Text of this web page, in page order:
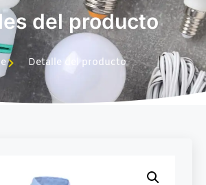
del producto
Detalle del producto